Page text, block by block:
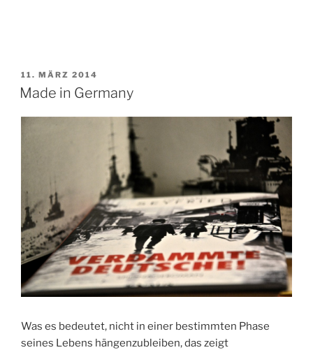
VERÖFFENTLICHT
AM
11. MÄRZ 2014
Made in Germany
Was es bedeutet, nicht in einer bestimmten Phase
seines Lebens hängenzubleiben, das zeigt